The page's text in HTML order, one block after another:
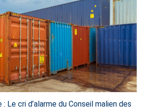
Le cri d’alarme du Conseil malien des